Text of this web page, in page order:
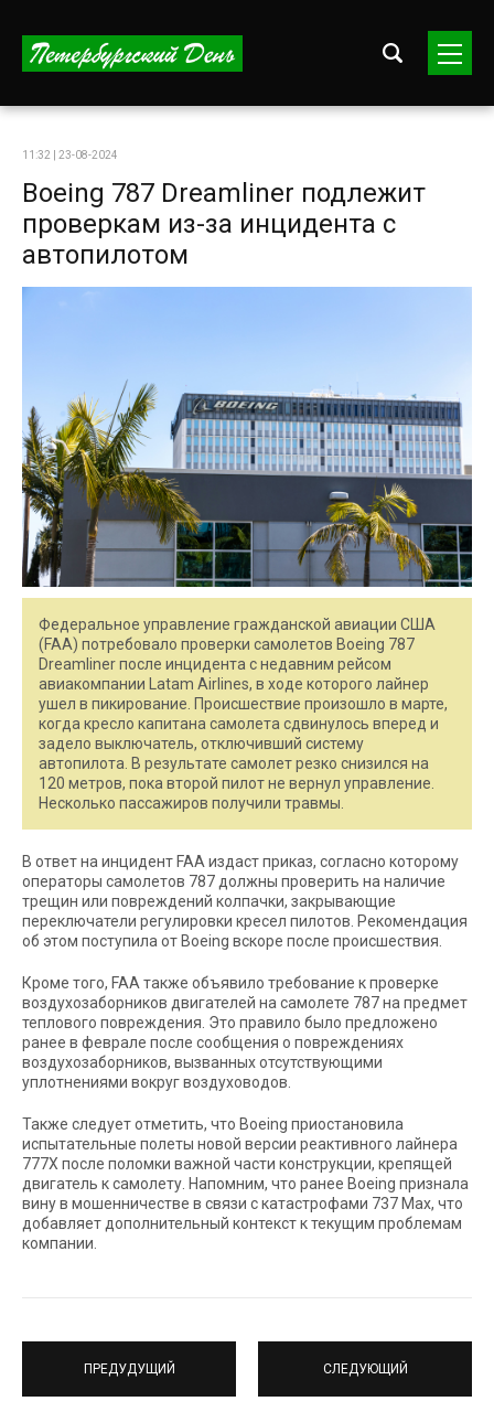
11:32 | 23-08-2024
Boeing 787 Dreamliner подлежит
проверкам из-за инцидента с
автопилотом
Федеральное управление гражданской авиации США
(FAA) потребовало проверки самолетов Boeing 787
Dreamliner после инцидента с недавним рейсом
авиакомпании Latam Airlines, в ходе которого лайнер
ушел в пикирование. Происшествие произошло в марте,
когда кресло капитана самолета сдвинулось вперед и
задело выключатель, отключивший систему
автопилота. В результате самолет резко снизился на
120 метров, пока второй пилот не вернул управление.
Несколько пассажиров получили травмы.
В ответ на инцидент FAA издаст приказ, согласно которому
операторы самолетов 787 должны проверить на наличие
трещин или повреждений колпачки, закрывающие
переключатели регулировки кресел пилотов. Рекомендация
об этом поступила от Boeing вскоре после происшествия.
Кроме того, FAA также объявило требование к проверке
воздухозаборников двигателей на самолете 787 на предмет
теплового повреждения. Это правило было предложено
ранее в феврале после сообщения о повреждениях
воздухозаборников, вызванных отсутствующими
уплотнениями вокруг воздуховодов.
Также следует отметить, что Boeing приостановила
испытательные полеты новой версии реактивного лайнера
777X после поломки важной части конструкции, крепящей
двигатель к самолету. Напомним, что ранее Boeing признала
вину в мошенничестве в связи с катастрофами 737 Max, что
добавляет дополнительный контекст к текущим проблемам
компании.
ПРЕДУДУЩИЙ СЛЕДУЮЩИЙ